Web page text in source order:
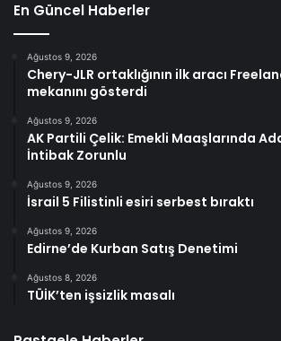
En Güncel Haberler
Ağustos 9, 2026
Chery-JLR ortaklığının ilk aracı
mekanını gösterdi
Ağustos 9, 2026
AK Partili Çelik: Emekli Maaşlarında
İntibak Zorunlu
Ağustos 9, 2026
İsrail 5 Filistinli esiri serbest bıraktı
Ağustos 9, 2026
Edirne’de Kurban Satış Denetimi
Ağustos 8, 2026
TÜİK’ten işsizlik masalı